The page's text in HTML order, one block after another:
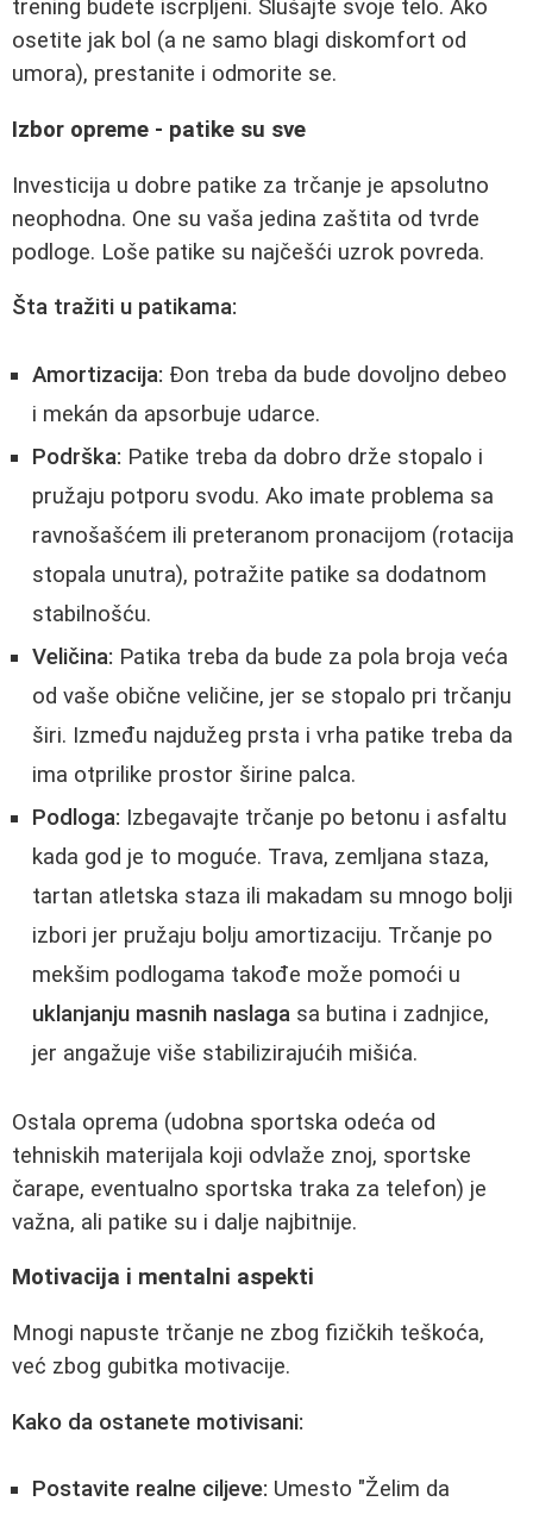
trening budete iscrpljeni. Slušajte svoje telo. Ako
osetite jak bol (a ne samo blagi diskomfort od
umora), prestanite i odmorite se.
Izbor opreme - patike su sve
Investicija u dobre patike za trčanje je apsolutno
neophodna. One su vaša jedina zaštita od tvrde
podloge. Loše patike su najčešći uzrok povreda.
Šta tražiti u patikama:
Amortizacija: Đon treba da bude dovoljno debeo
i mekán da apsorbuje udarce.
Podrška: Patike treba da dobro drže stopalo i
pružaju potporu svodu. Ako imate problema sa
ravnošašćem ili preteranom pronacijom (rotacija
stopala unutra), potražite patike sa dodatnom
stabilnošću.
Veličina: Patika treba da bude za pola broja veća
od vaše obične veličine, jer se stopalo pri trčanju
širi. Između najdužeg prsta i vrha patike treba da
ima otprilike prostor širine palca.
Podloga: Izbegavajte trčanje po betonu i asfaltu
kada god je to moguće. Trava, zemljana staza,
tartan atletska staza ili makadam su mnogo bolji
izbori jer pružaju bolju amortizaciju. Trčanje po
mekšim podlogama takođe može pomoći u
uklanjanju masnih naslaga sa butina i zadnjice,
jer angažuje više stabilizirajućih mišića.
Ostala oprema (udobna sportska odeća od
tehniskih materijala koji odvlaže znoj, sportske
čarape, eventualno sportska traka za telefon) je
važna, ali patike su i dalje najbitnije.
Motivacija i mentalni aspekti
Mnogi napuste trčanje ne zbog fizičkih teškoća,
već zbog gubitka motivacije.
Kako da ostanete motivisani:
Postavite realne ciljeve: Umesto "Želim da